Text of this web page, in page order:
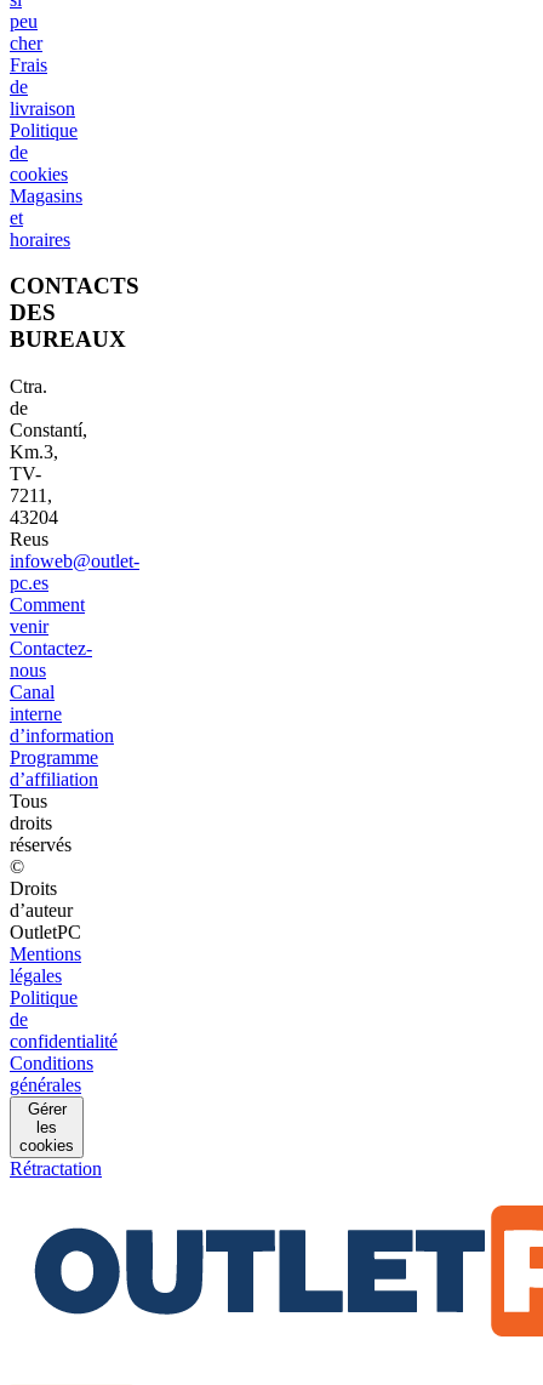
peu
cher
Frais
de
livraison
Politique
de
cookies
Magasins
et
horaires
CONTACTS
DES
BUREAUX
Ctra.
de
Constantí,
Km.3,
TV-
7211,
43204
Reus
infoweb@outlet-
pc.es
Comment
venir
Contactez-
nous
Canal
interne
d’information
Programme
d’affiliation
Tous
droits
réservés
©
Droits
d’auteur
OutletPC
Mentions
légales
Politique
de
confidentialité
Conditions
générales
Gérer
les
cookies
Rétractation